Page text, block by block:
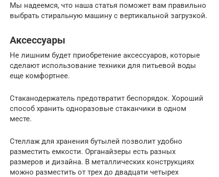
Мы надеемся, что наша статья поможет вам правильно
выбрать стиральную машину с вертикальной загрузкой.
Аксессуары
Не лишним будет приобретение аксессуаров, которые
сделают использование техники для питьевой воды
еще комфортнее.
Стаканодержатель предотвратит беспорядок. Хороший
способ хранить одноразовые стаканчики в одном
месте.
Стеллаж для хранения бутылей позволит удобно
разместить емкости. Органайзеры есть разных
размеров и дизайна. В металлических конструкциях
можно разместить от трех до двадцати четырех